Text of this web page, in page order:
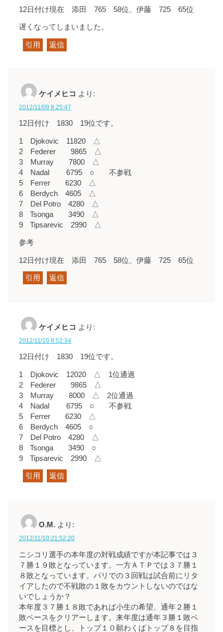
12日付け現在 添田 765 58位、伊藤 725 65位
遅くなってしまいました。
引用 返信
ケイメヒコ より:
2012/11/09 8:25:47
12日付け 1830 19位です。
1 Djokovic 11820 △
2 Federer 9865 △
3 Murray 7800 △
4 Nadal 6795 ○ 不参戦
5 Ferrer 6230 △
6 Berdych 4605 △
7 Del Potro 4280 △
8 Tsonga 3490 △
9 Tipsarevic 2990 △
参考
12日付け現在 添田 765 58位、伊藤 725 65位
引用 返信
ケイメヒコ より:
2012/11/10 8:52:34
12日付け 1830 19位です。
1 Djokovic 12020 △ 1位通過
2 Federer 9865 △
3 Murray 8000 △ 2位通過
4 Nadal 6795 ○ 不参戦
5 Ferrer 6230 △
6 Berdych 4605 ○
7 Del Potro 4280 △
8 Tsonga 3490 ○
9 Tipsarevic 2990 △
引用 返信
O.M. より:
2012/11/10 21:52:20
ニシコリ選手の本年度の対戦成績ですが本記事では３
７勝１９敗となっています。一方ＡＴＰでは３７勝１
８敗となっています。パリでの３回戦は試合前にリタ
イアしたので不戦敗の１敗をカウントしないのではな
いでしょうか？
本年度３７勝１８敗であれば小生の希望、通年２勝１
敗ペースをクリアーします。来年度は通年３勝１敗ペ
ースを目標とし、トップ１０願わくばトップ８を目指